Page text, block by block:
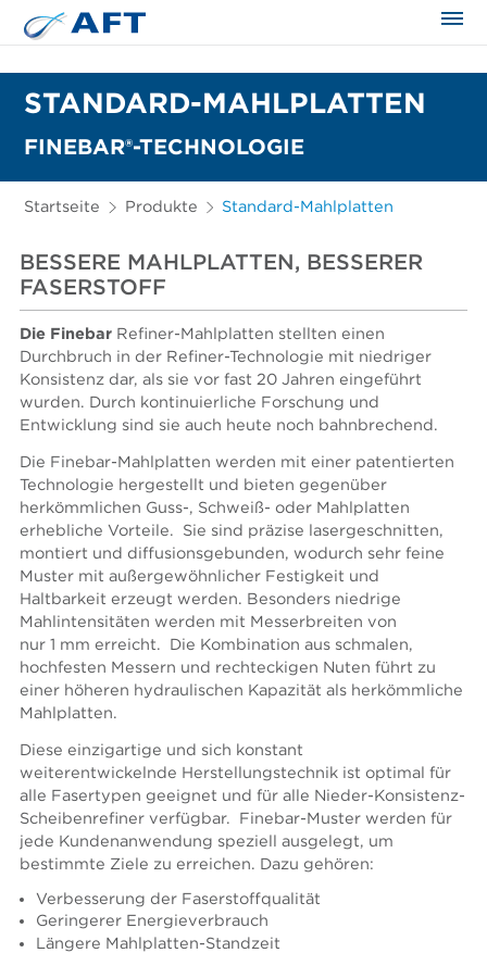
STANDARD-MAHLPLATTEN
FINEBAR®-TECHNOLOGIE
Startseite Produkte Standard-Mahlplatten
BESSERE MAHLPLATTEN, BESSERER
FASERSTOFF
Die Finebar Refiner-Mahlplatten stellten einen
Durchbruch in der Refiner-Technologie mit niedriger
Konsistenz dar, als sie vor fast 20 Jahren eingeführt
wurden. Durch kontinuierliche Forschung und
Entwicklung sind sie auch heute noch bahnbrechend.
Die Finebar-Mahlplatten werden mit einer patentierten
Technologie hergestellt und bieten gegenüber
herkömmlichen Guss-, Schweiß- oder Mahlplatten
erhebliche Vorteile. Sie sind präzise lasergeschnitten,
montiert und diffusionsgebunden, wodurch sehr feine
Muster mit außergewöhnlicher Festigkeit und
Haltbarkeit erzeugt werden. Besonders niedrige
Mahlintensitäten werden mit Messerbreiten von
nur 1 mm erreicht. Die Kombination aus schmalen,
hochfesten Messern und rechteckigen Nuten führt zu
einer höheren hydraulischen Kapazität als herkömmliche
Mahlplatten.
Diese einzigartige und sich konstant
weiterentwickelnde Herstellungstechnik ist optimal für
alle Fasertypen geeignet und für alle Nieder-Konsistenz-
Scheibenrefiner verfügbar. Finebar-Muster werden für
jede Kundenanwendung speziell ausgelegt, um
bestimmte Ziele zu erreichen. Dazu gehören:
Verbesserung der Faserstoffqualität
Geringerer Energieverbrauch
Längere Mahlplatten-Standzeit